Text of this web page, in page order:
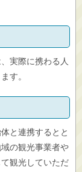
実際に携わる人
す。
と連携するとと
の観光事業者や
観光していただ